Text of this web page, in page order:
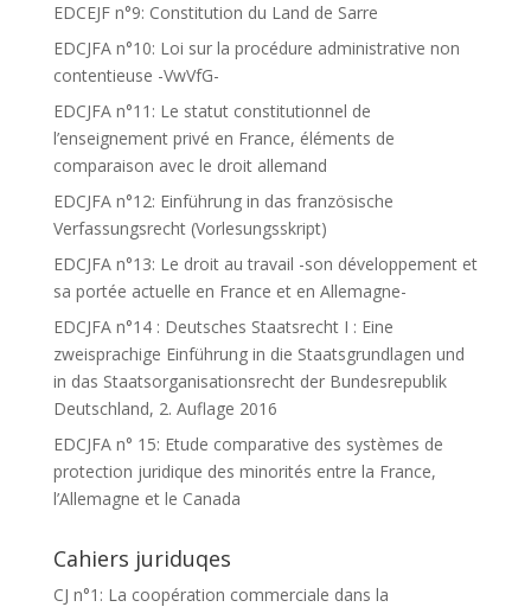
EDCEJF n°9: Constitution du Land de Sarre
EDCJFA n°10: Loi sur la procédure administrative non
contentieuse -VwVfG-
EDCJFA n°11: Le statut constitutionnel de
l’enseignement privé en France, éléments de
comparaison avec le droit allemand
EDCJFA n°12: Einführung in das französische
Verfassungsrecht (Vorlesungsskript)
EDCJFA n°13: Le droit au travail -son développement et
sa portée actuelle en France et en Allemagne-
EDCJFA n°14 : Deutsches Staatsrecht I : Eine
zweisprachige Einführung in die Staatsgrundlagen und
in das Staatsorganisationsrecht der Bundesrepublik
Deutschland, 2. Auflage 2016
EDCJFA n° 15: Etude comparative des systèmes de
protection juridique des minorités entre la France,
l’Allemagne et le Canada
Cahiers juriduqes
CJ n°1: La coopération commerciale dans la